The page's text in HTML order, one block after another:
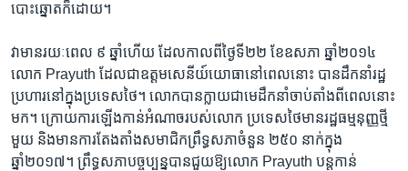
បោះឆ្នោត​ក៏​ដោយ។
វា​មាន​រយៈពេល ៩ ឆ្នាំ​ហើយ​ ដែល​កាល​ពី​ថ្ងៃទី២២ ខែឧសភា ឆ្នាំ២០១៤
លោក Prayuth ដែល​ជា​ឧត្ដមសេនីយ៍​យោធា​នៅ​ពេល​នោះ​ បាន​ដឹកនាំ​រដ្ឋ
ប្រហារ​នៅ​ក្នុង​ប្រទេស​ថៃ។ លោក​បាន​ក្លាយ​ជា​មេដឹកនាំ​ចាប់​តាំង​ពី​ពេល​នោះ​
មក។ ក្រោយ​ការ​ឡើង​កាន់​អំណាច​របស់​លោក ប្រទេស​ថៃ​មាន​រដ្ឋធម្មនុញ្ញ​ថ្មី​
មួយ និង​មាន​ការ​តែងតាំង​សមាជិក​ព្រឹទ្ធសភា​ចំនួន ២៥០ នាក់​ក្នុង​
ឆ្នាំ២០១៧។ ព្រឹទ្ធសភា​បច្ចុប្បន្ន​បាន​ជួយ​ឱ្យ​លោក Prayuth បន្ត​កាន់​